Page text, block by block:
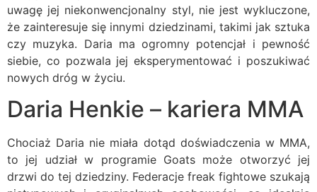
uwagę jej niekonwencjonalny styl, nie jest wykluczone,
że zainteresuje się innymi dziedzinami, takimi jak sztuka
czy muzyka. Daria ma ogromny potencjał i pewność
siebie, co pozwala jej eksperymentować i poszukiwać
nowych dróg w życiu.
Daria Henkie – kariera MMA
Chociaż Daria nie miała dotąd doświadczenia w MMA,
to jej udział w programie Goats może otworzyć jej
drzwi do tej dziedziny. Federacje freak fightowe szukają